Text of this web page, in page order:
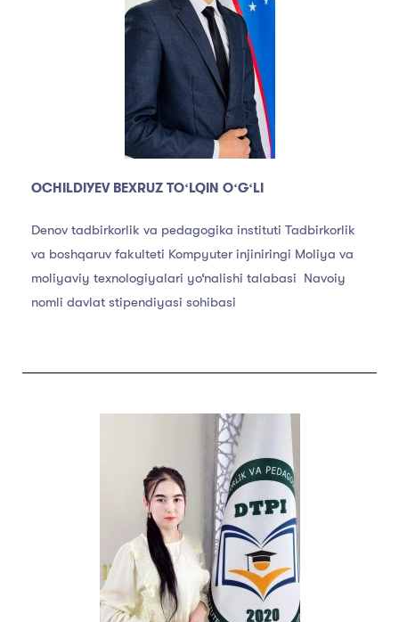
OCHILDIYEV BEXRUZ TOʻLQIN OʻGʻLI
Denov tadbirkorlik va pedagogika instituti Tadbirkorlik
va boshqaruv fakulteti Kompyuter injiniringi Moliya va
moliyaviy texnologiyalari yo‘nalishi talabasi Navoiy
nomli davlat stipendiyasi sohibasi